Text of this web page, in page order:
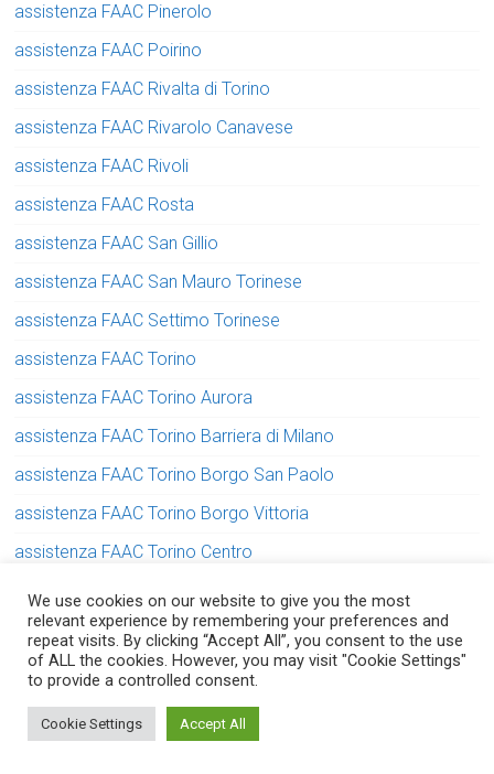
assistenza FAAC Pinerolo
assistenza FAAC Poirino
assistenza FAAC Rivalta di Torino
assistenza FAAC Rivarolo Canavese
assistenza FAAC Rivoli
assistenza FAAC Rosta
assistenza FAAC San Gillio
assistenza FAAC San Mauro Torinese
assistenza FAAC Settimo Torinese
assistenza FAAC Torino
assistenza FAAC Torino Aurora
assistenza FAAC Torino Barriera di Milano
assistenza FAAC Torino Borgo San Paolo
assistenza FAAC Torino Borgo Vittoria
assistenza FAAC Torino Centro
assistenza FAAC Torino Crocetta
assistenza FAAC Torino Falchera
assistenza FAAC Torino Lingotto
assistenza FAAC Torino Lucento
assistenza FAAC Torino Madonna di Campagna
We use cookies on our website to give you the most
relevant experience by remembering your preferences and
repeat visits. By clicking “Accept All”, you consent to the use
of ALL the cookies. However, you may visit "Cookie Settings"
to provide a controlled consent.
Cookie Settings Accept All
Serve aiuto? Chiedi con fiducia!